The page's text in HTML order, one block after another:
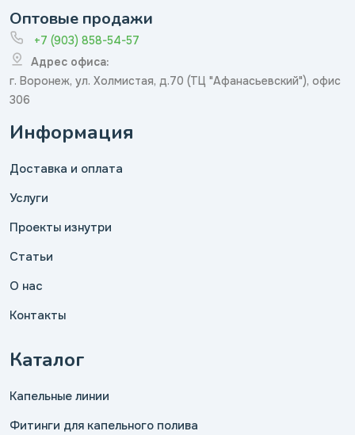
Оптовые продажи
+7 (903) 858-54-57
Адрес офиса:
г. Воронеж, ул. Холмистая, д.70 (ТЦ "Афанасьевский"), офис
306
Информация
Доставка и оплата
Услуги
Проекты изнутри
Статьи
О нас
Контакты
Каталог
Капельные линии
Фитинги для капельного полива